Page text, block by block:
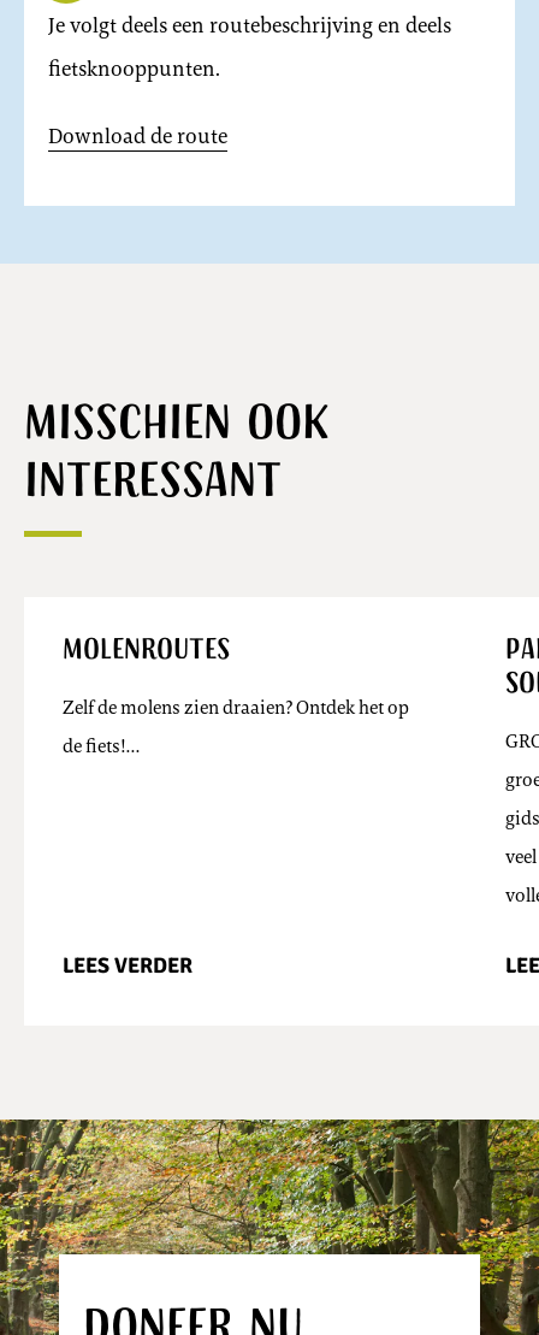
Je volgt deels een routebeschrijving en deels
fietsknooppunten.
Download de route
Misschien ook
interessant
Molenroutes
Zelf de molens zien draaien? Ontdek het op
de fiets!…
LEES VERDER